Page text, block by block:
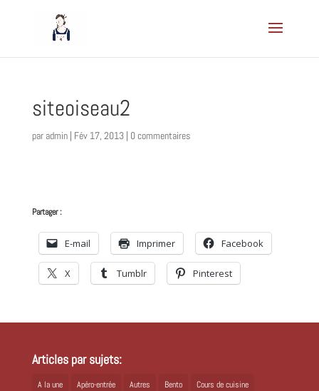
siteoiseau2
par admin| Fév 17, 2013| 0 commentaires
Partager :
E-mail Imprimer Facebook
X Tumblr Pinterest
Articles par sujets:
A la une Apéro-entrée Autres Bento Cours de cuisine